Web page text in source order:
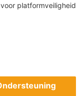
platformveiligheid